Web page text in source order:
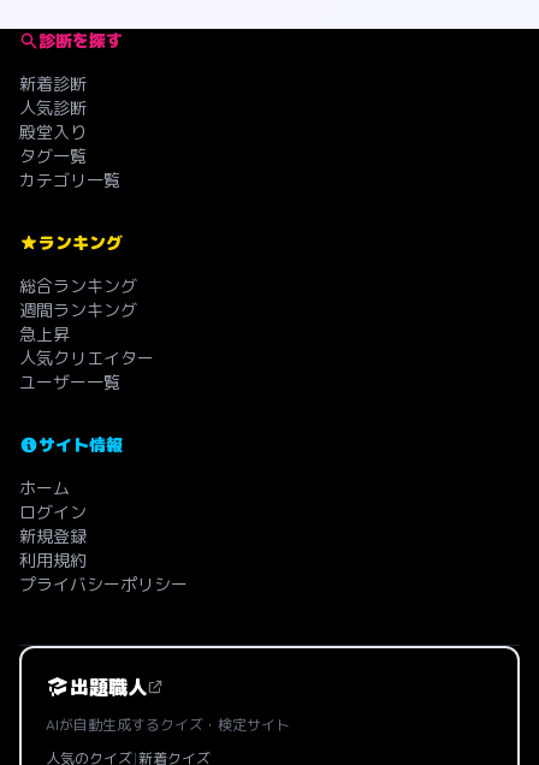
診断を探す
新着診断
人気診断
殿堂入り
タグ一覧
カテゴリ一覧
ランキング
総合ランキング
週間ランキング
急上昇
人気クリエイター
ユーザー一覧
サイト情報
ホーム
ログイン
新規登録
利用規約
プライバシーポリシー
出題職人
AIが自動生成するクイズ・検定サイト
人気のクイズ|新着クイズ